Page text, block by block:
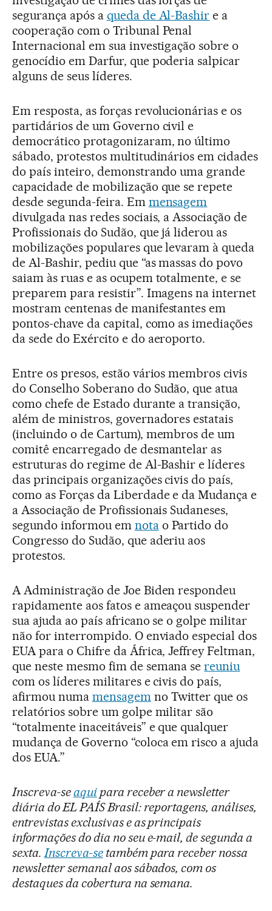
segurança após a queda de Al-Bashir e a
cooperação com o Tribunal Penal
Internacional em sua investigação sobre o
genocídio em Darfur, que poderia salpicar
alguns de seus líderes.
Em resposta, as forças revolucionárias e os
partidários de um Governo civil e
democrático protagonizaram, no último
sábado, protestos multitudinários em cidades
do país inteiro, demonstrando uma grande
capacidade de mobilização que se repete
desde segunda-feira. Em mensagem
divulgada nas redes sociais, a Associação de
Profissionais do Sudão, que já liderou as
mobilizações populares que levaram à queda
de Al-Bashir, pediu que “as massas do povo
saiam às ruas e as ocupem totalmente, e se
preparem para resistir”. Imagens na internet
mostram centenas de manifestantes em
pontos-chave da capital, como as imediações
da sede do Exército e do aeroporto.
Entre os presos, estão vários membros civis
do Conselho Soberano do Sudão, que atua
como chefe de Estado durante a transição,
além de ministros, governadores estatais
(incluindo o de Cartum), membros de um
comitê encarregado de desmantelar as
estruturas do regime de Al-Bashir e líderes
das principais organizações civis do país,
como as Forças da Liberdade e da Mudança e
a Associação de Profissionais Sudaneses,
segundo informou em notao Partido do
Congresso do Sudão, que aderiu aos
protestos.
A Administração de Joe Biden respondeu
rapidamente aos fatos e ameaçou suspender
sua ajuda ao país africano se o golpe militar
não for interrompido. O enviado especial dos
EUA para o Chifre da África, Jeffrey Feltman,
que neste mesmo fim de semana sereuniu
com os líderes militares e civis do país,
afirmou numa mensagem no Twitter que os
relatórios sobre um golpe militar são
“totalmente inaceitáveis” e que qualquer
mudança de Governo “coloca em risco a ajuda
dos EUA.”
Inscreva-seaquipara receber a newsletter
diária do EL PAÍS Brasil: reportagens, análises,
entrevistas exclusivas e as principais
informações do dia no seu e-mail, de segunda a
sexta. Inscreva-setambém para receber nossa
newsletter semanal aos sábados, com os
destaques da cobertura na semana.